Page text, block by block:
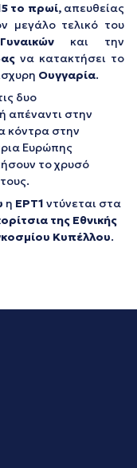
το πρωί,απευθείας
μεγάλο τελικό του
και την
να κατακτήσει το
Ουγγαρία.
δυο
απέναντι στην
κόντρα στην
Ευρώπης
το χρυσό
η ΕΡΤ1 ντύνεται στα
της Εθνικής
Κυπέλλου.